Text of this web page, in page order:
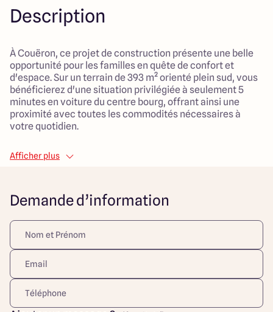
Description
À Couëron, ce projet de construction présente une belle
opportunité pour les familles en quête de confort et
d'espace. Sur un terrain de 393 m² orienté plein sud, vous
bénéficierez d'une situation privilégiée à seulement 5
minutes en voiture du centre bourg, offrant ainsi une
proximité avec toutes les commodités nécessaires à
votre quotidien.
La maison contemporaine qui sera édifiée s'étend sur 135
m² de surface habitable et se compose de 7 pièces, dont 4
généreux est idéal pour partager des moments
ajoutant une touche de praticité au quotidien.
N'attendez plus pour envisager votre futur chez-vous
dans cette charmante ville.
Découvrez toutes nos offres et réalisations ARLOGIS sur
notre site Internet. Visuel d'illustration. Le modèle est
totalement adaptable à vos envies et besoins et
Afficher plus
Demande d’information